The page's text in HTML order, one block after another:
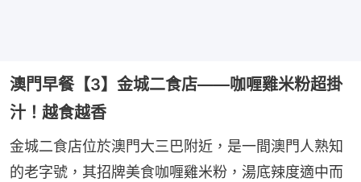
澳門早餐【3】金城二食店——咖喱雞米粉超掛
汁！越食越香
金城二食店位於澳門大三巴附近，是一間澳門人熟知
的老字號，其招牌美食咖喱雞米粉，湯底辣度適中而